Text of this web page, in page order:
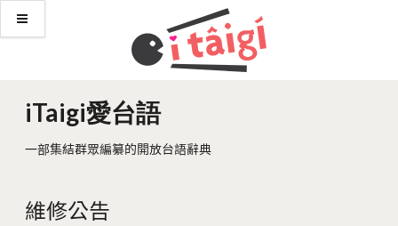
iTaigi愛台語
一部集結群眾編纂的開放台語辭典
維修公告